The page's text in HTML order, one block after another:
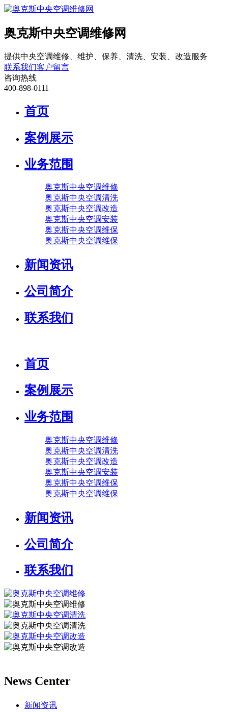
奥克斯中央空调维修网
提供中央空调维修、维护、保养、清洗、安装、改造服务
联系我们客户留言
咨询热线
400-898-0111
首页
案例展示
业务范围
奥克斯中央空调维修
奥克斯中央空调清洗
奥克斯中央空调改造
奥克斯中央空调安装
奥克斯中央空调维保
奥克斯中央空调维保
新闻资讯
公司简介
联系我们
首页
案例展示
业务范围
奥克斯中央空调维修
奥克斯中央空调清洗
奥克斯中央空调改造
奥克斯中央空调安装
奥克斯中央空调维保
奥克斯中央空调维保
新闻资讯
公司简介
联系我们
News Center
新闻资讯